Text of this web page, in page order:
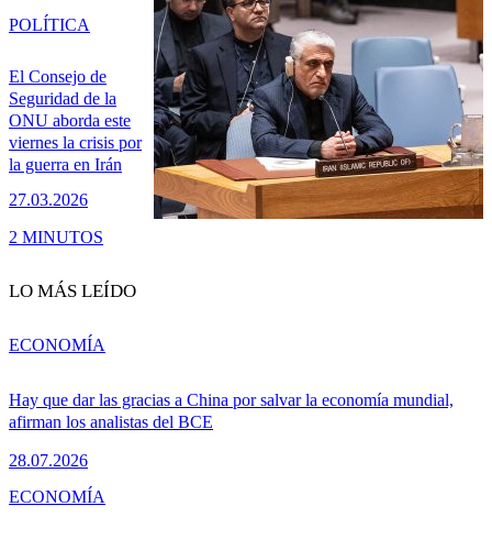
El Consejo de
Seguridad de la
ONU aborda este
viernes la crisis por
la guerra en Irán
27.03.2026
POLÍTICA
2 MINUTOS
LO MÁS LEÍDO
Hay que dar las gracias a China por salvar la economía mundial,
afirman los analistas del BCE
28.07.2026
ECONOMÍA
ECONOMÍA